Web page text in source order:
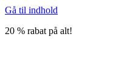
Gå til indhold
20 % rabat på alt!